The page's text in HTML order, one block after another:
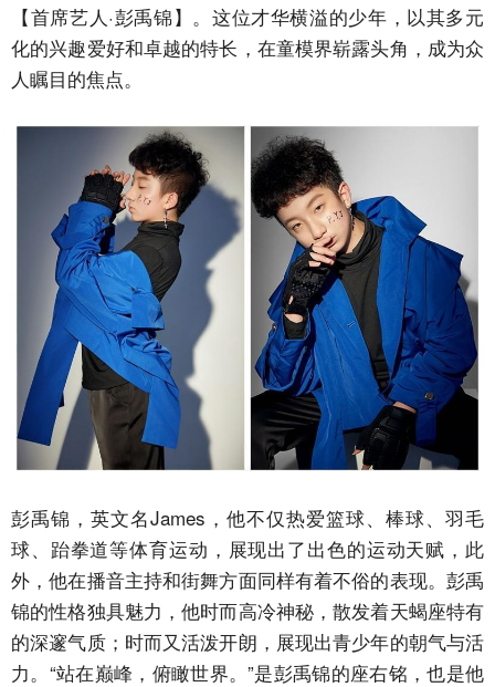
【首席艺人·彭禹锦】。这位才华横溢的少年，以其多元
化的兴趣爱好和卓越的特长，在童模界崭露头角，成为众
人瞩目的焦点。
彭禹锦，英文名James，他不仅热爱篮球、棒球、羽毛
球、跆拳道等体育运动，展现出了出色的运动天赋，此
外，他在播音主持和街舞方面同样有着不俗的表现。彭禹
锦的性格独具魅力，他时而高冷神秘，散发着天蝎座特有
的深邃气质；时而又活泼开朗，展现出青少年的朝气与活
力。“站在巅峰，俯瞰世界。”是彭禹锦的座右铭，也是他